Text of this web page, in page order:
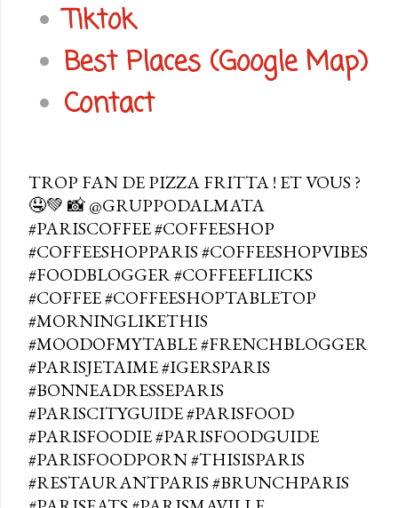
Tiktok
Best Places (Google Map)
Contact
TROP FAN DE PIZZA FRITTA ! ET VOUS ?
🤤💚 📸 @GRUPPODALMATA
#PARISCOFFEE #COFFEESHOP
#COFFEESHOPPARIS #COFFEESHOPVIBES
#FOODBLOGGER #COFFEEFLIICKS
#COFFEE #COFFEESHOPTABLETOP
#MORNINGLIKETHIS
#MOODOFMYTABLE #FRENCHBLOGGER
#PARISJETAIME #IGERSPARIS
#BONNEADRESSEPARIS
#PARISCITYGUIDE #PARISFOOD
#PARISFOODIE #PARISFOODGUIDE
#PARISFOODPORN #THISISPARIS
#RESTAURANTPARIS #BRUNCHPARIS